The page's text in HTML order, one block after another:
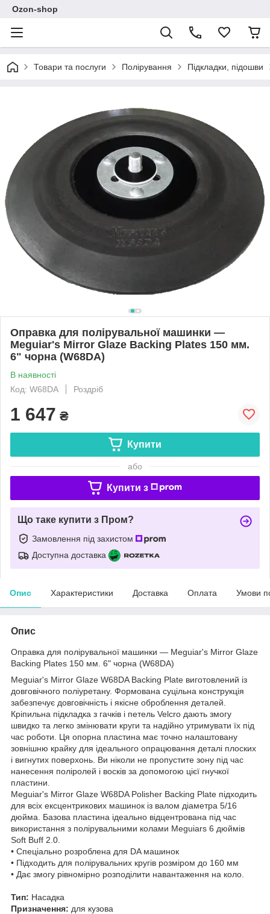
Ozon-shop
Товари та послуги Полірування Підкладки, підошви
Оправка для полірувальної машинки —
Meguiar's Mirror Glaze Backing Plates 150 мм.
6" чорна (W68DA)
В наявності
Код: W68DA
Роздріб
1 647 ₴
Купити
або
Купити з
Що таке купити з Пром?
Замовлення під захистом
Доступна доставка
Опис Характеристики Доставка Оплата Умови
Опис
Оправка для полірувальної машинки — Meguiar's Mirror Glaze
Backing Plates 150 мм. 6" чорна (W68DA)
Meguiar's Mirror Glaze W68DA Backing Plate виготовлений із
довговічного поліуретану. Формована суцільна конструкція
забезпечує довговічність і якісне оброблення деталей.
Кріпильна підкладка з гачків і петель Velcro дають змогу
швидко та легко змінювати круги та надійно утримувати їх під
час роботи. Ця опорна пластина має точно налаштовану
зовнішню крайку для ідеального опрацювання деталі плоских
і вигнутих поверхонь. Ви ніколи не пропустите зону під час
нанесення поліролей і восків за допомогою цієї гнучкої
пластини.
Meguiar's Mirror Glaze W68DA Polisher Backing Plate підходить
для всіх ексцентрикових машинок із валом діаметра 5/16
дюйма. Базова пластина ідеально відцентрована під час
використання з полірувальними колами Meguiars 6 дюймів
Soft Buff 2.0.
• Спеціально розроблена для DA машинок
• Підходить для полірувальних кругів розміром до 160 мм
• Дає змогу рівномірно розподілити навантаження на коло.
Тип: Насадка
Призначення: для кузова